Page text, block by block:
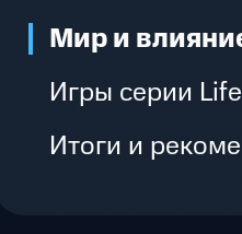
Мир и
Игры серии
Итоги и